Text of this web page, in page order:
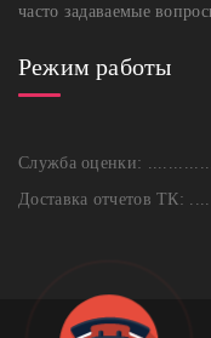
часто задаваемые
Режим работы
Служба оценки:
Доставка отчетов ТК: